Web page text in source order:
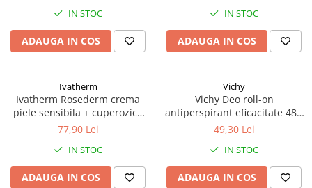
IN STOC
ADAUGA IN COS
IN STOC
ADAUGA IN COS
Ivatherm
Ivatherm Rosederm crema
piele sensibila + cuperozica
SPF30 40ml Zephyr Labs
77,90 Lei
IN STOC
ADAUGA IN COS
Vichy
Vichy Deo roll-on
antiperspirant eficacitate 48h
cu parfum 50ml Zephyr Labs
49,30 Lei
IN STOC
ADAUGA IN COS